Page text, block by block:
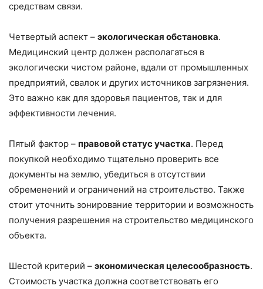
средствам связи.
Четвертый аспект – экологическая обстановка.
Медицинский центр должен располагаться в
экологически чистом районе, вдали от промышленных
предприятий, свалок и других источников загрязнения.
Это важно как для здоровья пациентов, так и для
эффективности лечения.
Пятый фактор – правовой статус участка. Перед
покупкой необходимо тщательно проверить все
документы на землю, убедиться в отсутствии
обременений и ограничений на строительство. Также
стоит уточнить зонирование территории и возможность
получения разрешения на строительство медицинского
объекта.
Шестой критерий – экономическая целесообразность.
Стоимость участка должна соответствовать его